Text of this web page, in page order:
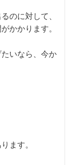
のに対して、
かかります。
いなら、今か
ます。